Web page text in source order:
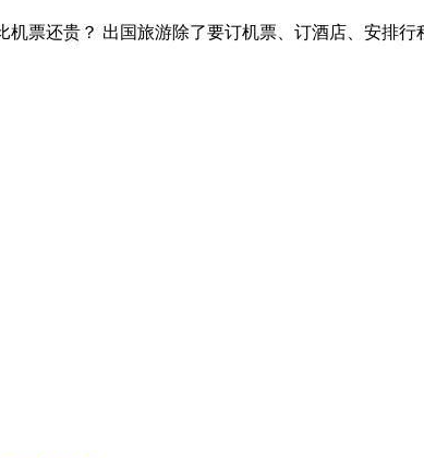
机票还贵？ 出国旅游除了要订机票、订酒店、安排